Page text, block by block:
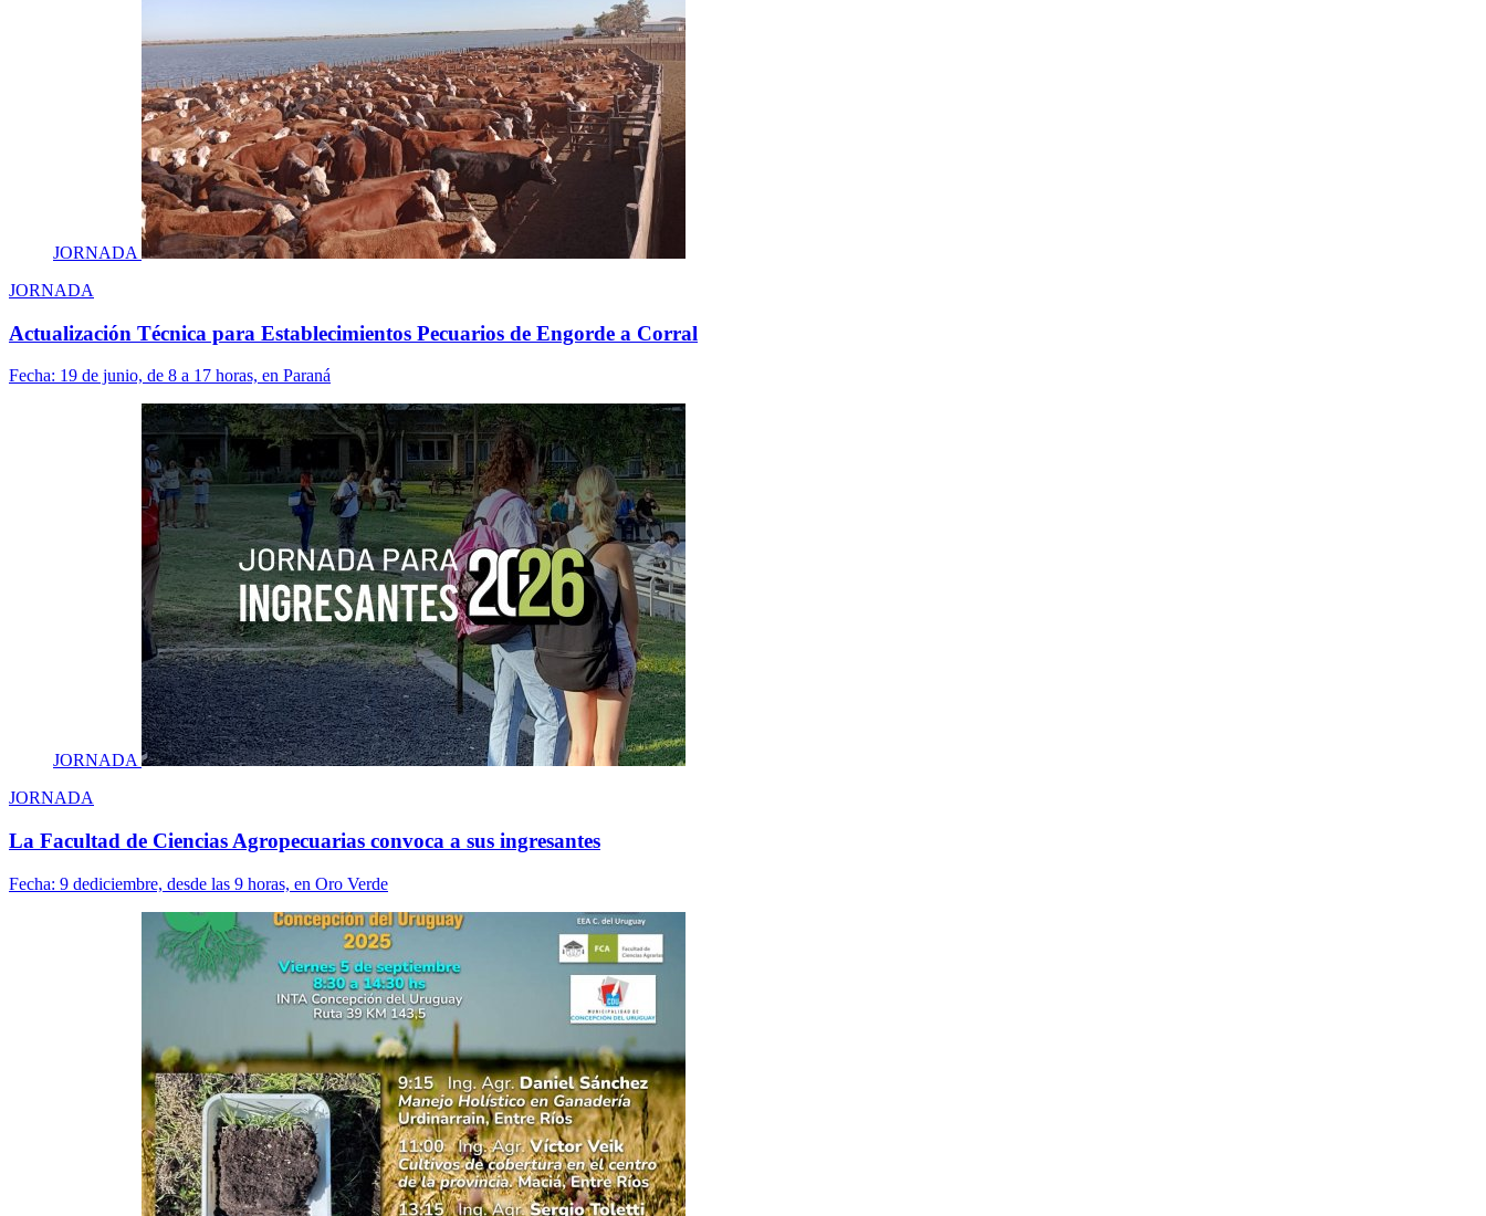
JORNADA
JORNADA
Actualización Técnica para Establecimientos Pecuarios de Engorde a Corral
Fecha: 19 de junio, de 8 a 17 horas, en Paraná
JORNADA
JORNADA
La Facultad de Ciencias Agropecuarias convoca a sus ingresantes
Fecha: 9 dediciembre, desde las 9 horas, en Oro Verde